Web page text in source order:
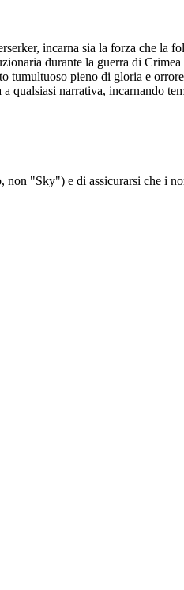
incarna sia la forza che
durante la guerra di
pieno di gloria e
narrativa, incarnando
"Sky") e di assicurarsi che i